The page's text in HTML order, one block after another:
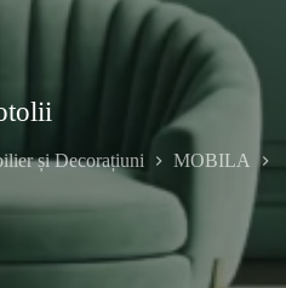
și Decorațiuni
MOBILA